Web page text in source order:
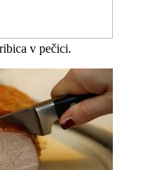
v pečici.